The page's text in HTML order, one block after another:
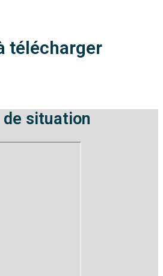
télécharger
de situation